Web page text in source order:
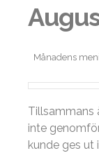
Månadens
Tillsammans
inte
kunde ges ut